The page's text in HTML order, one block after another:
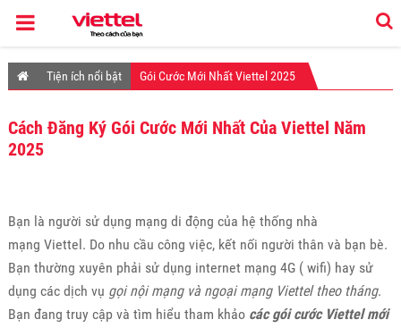
Tiện ích nổi bật Gói Cước Mới Nhất Viettel 2025
Cách Đăng Ký Gói Cước Mới Nhất Của Viettel Năm
2025
Bạn là người sử dụng mạng di động của hệ thống nhà
mạng Viettel. Do nhu cầu công việc, kết nối người thân và bạn bè.
Bạn thường xuyên phải sử dụng internet mạng 4G ( wifi) hay sử
dụng các dịch vụ gọi nội mạng và ngoại mạng Viettel theo tháng.
Bạn đang truy cập và tìm hiểu tham khảocác gói cước Viettel mới